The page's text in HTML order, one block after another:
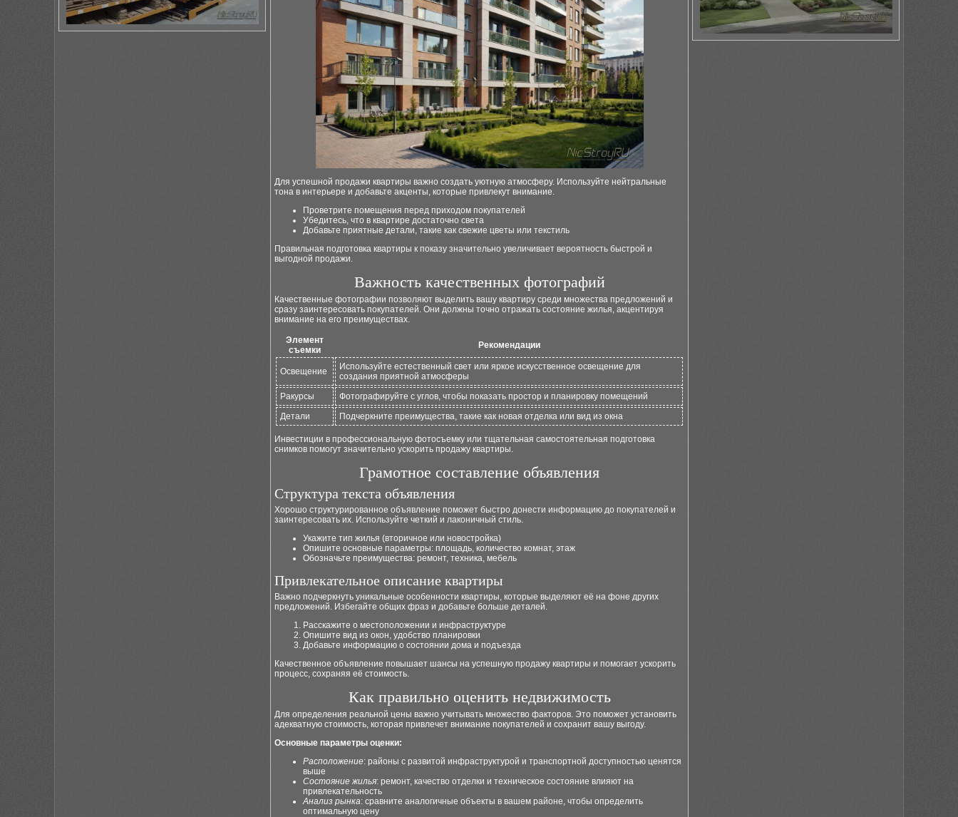
Для успешной продажи квартиры важно создать уютную атмосферу. Используйте нейтральные
тона в интерьере и добавьте акценты, которые привлекут внимание.
Проветрите помещения перед приходом покупателей
Убедитесь, что в квартире достаточно света
Добавьте приятные детали, такие как свежие цветы или текстиль
Правильная подготовка квартиры к показу значительно увеличивает вероятность быстрой и
выгодной продажи.
Важность качественных фотографий
Качественные фотографии позволяют выделить вашу квартиру среди множества предложений и
сразу заинтересовать покупателей. Они должны точно отражать состояние жилья, акцентируя
внимание на его преимуществах.
Элемент
съемки
Рекомендации
Освещение
Используйте естественный свет или яркое искусственное освещение для
создания приятной атмосферы
Ракурсы
Фотографируйте с углов, чтобы показать простор и планировку помещений
Детали
Подчеркните преимущества, такие как новая отделка или вид из окна
Инвестиции в профессиональную фотосъемку или тщательная самостоятельная подготовка
снимков помогут значительно ускорить продажу квартиры.
Грамотное составление объявления
Структура текста объявления
Хорошо структурированное объявление поможет быстро донести информацию до покупателей и
заинтересовать их. Используйте четкий и лаконичный стиль.
Укажите тип жилья (вторичное или новостройка)
Опишите основные параметры: площадь, количество комнат, этаж
Обозначьте преимущества: ремонт, техника, мебель
Привлекательное описание квартиры
Важно подчеркнуть уникальные особенности квартиры, которые выделяют её на фоне других
предложений. Избегайте общих фраз и добавьте больше деталей.
Расскажите о местоположении и инфраструктуре
Опишите вид из окон, удобство планировки
Добавьте информацию о состоянии дома и подъезда
Качественное объявление повышает шансы на успешную продажу квартиры и помогает ускорить
процесс, сохраняя её стоимость.
Как правильно оценить недвижимость
Для определения реальной цены важно учитывать множество факторов. Это поможет установить
адекватную стоимость, которая привлечет внимание покупателей и сохранит вашу выгоду.
Основные параметры оценки:
Расположение: районы с развитой инфраструктурой и транспортной доступностью ценятся
выше
Состояние жилья: ремонт, качество отделки и техническое состояние влияют на
привлекательность
Анализ рынка: сравните аналогичные объекты в вашем районе, чтобы определить
оптимальную цену